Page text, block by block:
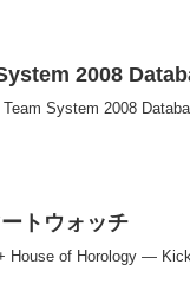
2008
System 2008
トウォッチ
of Horology —